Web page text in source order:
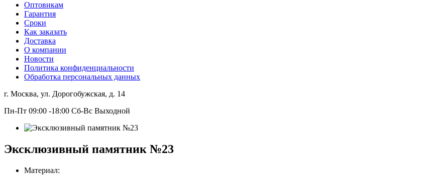
Оптовикам
Гарантия
Сроки
Как заказать
Доставка
О компании
Новости
Политика конфиденциальности
Обработка персональных данных
г. Москва, ул. Дорогобужская, д. 14
Пн-Пт 09:00 -18:00 Сб-Вс Выходной
Эксклюзивный памятник №23
Материал: